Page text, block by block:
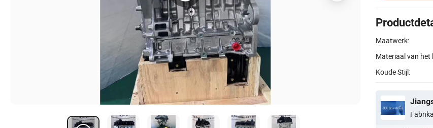
Maatwerk:
Materiaal van het
Koude Stijl: